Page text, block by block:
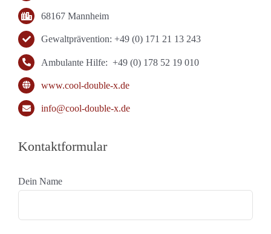
68167 Mannheim
Gewaltprävention: +49 (0) 171 21 13 243
Ambulante Hilfe: +49 (0) 178 52 19 010
www.cool-double-x.de
info@cool-double-x.de
Kontaktformular
Dein Name